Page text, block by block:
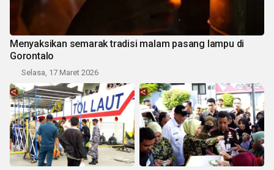
Menyaksikan semarak tradisi malam pasang lampu di
Gorontalo
Selasa, 17 Maret 2026